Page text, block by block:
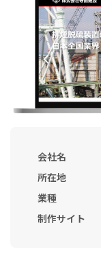
会社名
所在地
業種
制作サイト